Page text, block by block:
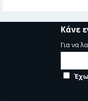
Κάνε
Για να